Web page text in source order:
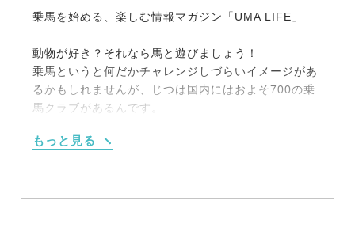
乗馬を始める、楽しむ情報マガジン「UMA LIFE」
動物が好き？それなら馬と遊びましょう！
乗馬というと何だかチャレンジしづらいイメージがあ
るかもしれませんが、じつは国内にはおよそ700の乗
馬クラブがあるんです。
【２】海や山、草原を馬でお散歩する《外乗》をメイ
たとえば4回のレッスンがセットになった体験乗馬教
もっと見る